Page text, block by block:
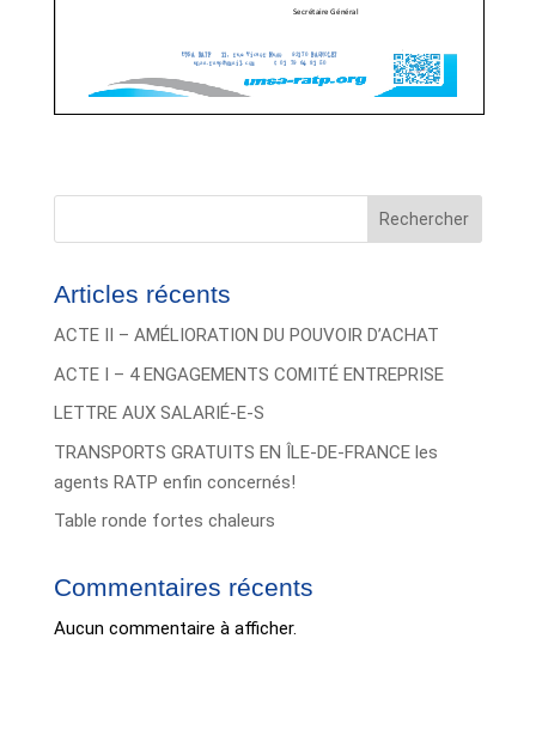
Rechercher
Articles récents
ACTE II – AMÉLIORATION DU POUVOIR D’ACHAT
ACTE I – 4 ENGAGEMENTS COMITÉ ENTREPRISE
LETTRE AUX SALARIÉ-E-S
TRANSPORTS GRATUITS EN ÎLE-DE-FRANCE les
agents RATP enfin concernés!
Table ronde fortes chaleurs
Commentaires récents
Aucun commentaire à afficher.